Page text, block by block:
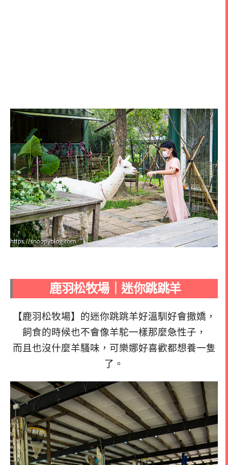
鹿羽松牧場｜迷你跳跳羊
【鹿羽松牧場】的迷你跳跳羊好溫馴好會撒嬌，
飼食的時候也不會像羊駝一樣那麼急性子，
而且也沒什麼羊騷味，可樂娜好喜歡都想養一隻
了。